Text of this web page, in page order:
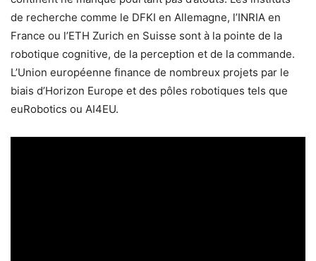
de recherche comme le DFKI en Allemagne, l’INRIA en
France ou l’ETH Zurich en Suisse sont à la pointe de la
robotique cognitive, de la perception et de la commande.
L’Union européenne finance de nombreux projets par le
biais d’Horizon Europe et des pôles robotiques tels que
euRobotics ou AI4EU.